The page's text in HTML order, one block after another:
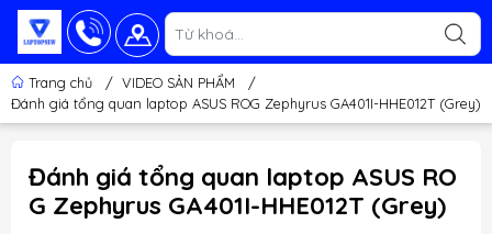
Trang chủ / VIDEO SẢN PHẨM
/
Đánh giá tổng quan laptop ASUS ROG Zephyrus GA401I-HHE012T (Grey)
Đánh giá tổng quan laptop ASUS RO
G Zephyrus GA401I-HHE012T (Grey)